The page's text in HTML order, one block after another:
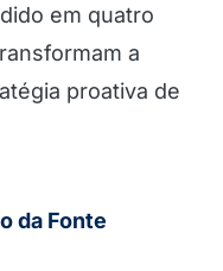
em quatro
a
proativa de
da Fonte